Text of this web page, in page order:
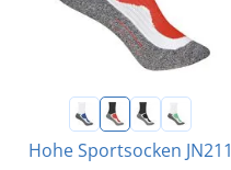
Hohe Sportsocken JN211